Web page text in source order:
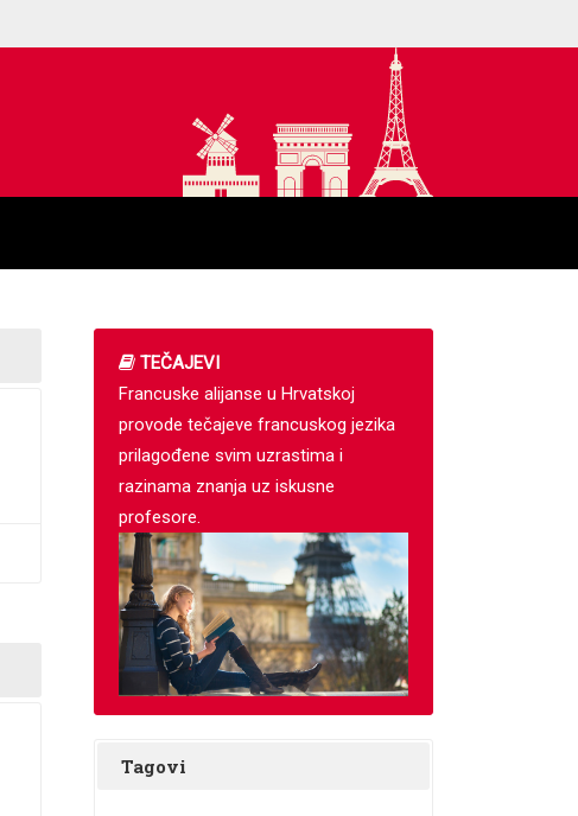
TEČAJEVI
Francuske alijanse u Hrvatskoj
provode tečajeve francuskog jezika
prilagođene svim uzrastima i
razinama znanja uz iskusne
profesore.
Tagovi